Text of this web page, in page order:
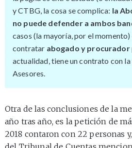
y CTBG, la cosa se complica: la
no puede defender a ambos
casos (la mayoría, por el
contratar abogado y procurador
actualidad, tiene un contrato con
Asesores.
Otra de las conclusiones de la
año tras año, es la petición de
2018 contaron con 22 personas